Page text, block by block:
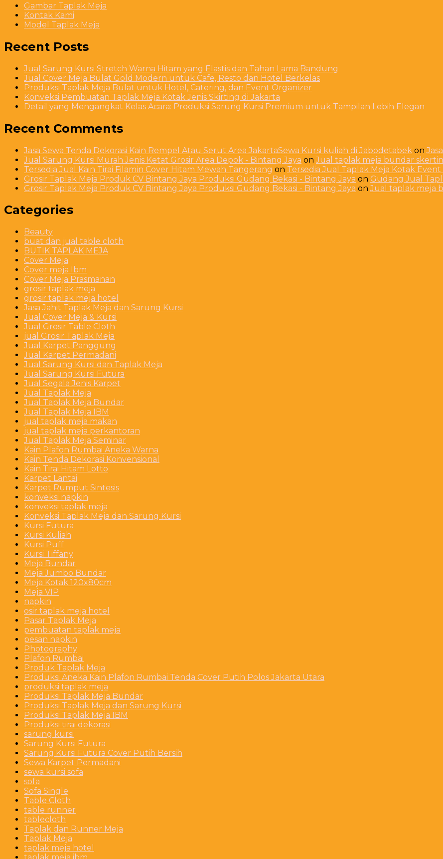
Gambar Taplak Meja
Kontak Kami
Model Taplak Meja
Recent Posts
Jual Sarung Kursi Stretch Warna Hitam yang Elastis dan Tahan Lama Bandung
Jual Cover Meja Bulat Gold Modern untuk Cafe, Resto dan Hotel Berkelas
Produksi Taplak Meja Bulat untuk Hotel, Catering, dan Event Organizer
Konveksi Pembuatan Taplak Meja Kotak Jenis Skirting di Jakarta
Detail yang Mengangkat Kelas Acara: Produksi Sarung Kursi Premium untuk Tampilan Lebih Elegan
Recent Comments
Jasa Sewa Tenda Dekorasi Kain Rempel Atau Serut Area JakartaSewa Kursi kuliah di Jabodetabek on
Jual Sarung Kursi Murah Jenis Ketat Grosir Area Depok - Bintang Jaya onJual taplak meja bundar
Tersedia Jual Kain Tirai Filamin Cover Hitam Mewah Tangerang on Tersedia Jual Taplak Meja Kotak
Grosir Taplak Meja Produk CV Bintang Jaya Produksi Gudang Bekasi - Bintang Jaya on Gudang Jual
Grosir Taplak Meja Produk CV Bintang Jaya Produksi Gudang Bekasi - Bintang Jaya onJual taplak meja
Categories
Beauty
buat dan jual table cloth
BUTIK TAPLAK MEJA
Cover Meja
Cover meja Ibm
Cover Meja Prasmanan
grosir taplak meja
grosir taplak meja hotel
Jasa Jahit Taplak Meja dan Sarung Kursi
Jual Cover Meja & Kursi
Jual Grosir Table Cloth
jual Grosir Taplak Meja
Jual Karpet Panggung
Jual Karpet Permadani
Jual Sarung Kursi dan Taplak Meja
Jual Sarung Kursi Futura
Jual Segala Jenis Karpet
Jual Taplak Meja
Jual Taplak Meja Bundar
Jual Taplak Meja IBM
jual taplak meja makan
jual taplak meja perkantoran
Jual Taplak Meja Seminar
Kain Plafon Rumbai Aneka Warna
Kain Tenda Dekorasi Konvensional
Kain Tirai Hitam Lotto
Karpet Lantai
Karpet Rumput Sintesis
konveksi napkin
konveksi taplak meja
Konveksi Taplak Meja dan Sarung Kursi
Kursi Futura
Kursi Kuliah
Kursi Puff
Kursi Tiffany
Meja Bundar
Meja Jumbo Bundar
Meja Kotak 120x80cm
Meja VIP
napkin
osir taplak meja hotel
Pasar Taplak Meja
pembuatan taplak meja
pesan napkin
Photography
Plafon Rumbai
Produk Taplak Meja
Produksi Aneka Kain Plafon Rumbai Tenda Cover Putih Polos Jakarta Utara
produksi taplak meja
Produksi Taplak Meja Bundar
Produksi Taplak Meja dan Sarung Kursi
Produksi Taplak Meja IBM
Produksi tirai dekorasi
sarung kursi
Sarung Kursi Futura
Sarung Kursi Futura Cover Putih Bersih
Sewa Karpet Permadani
sewa kursi sofa
sofa
Sofa Single
Table Cloth
table runner
tablecloth
Taplak dan Runner Meja
Taplak Meja
taplak meja hotel